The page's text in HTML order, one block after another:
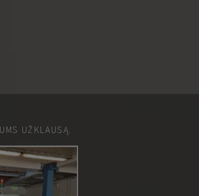
UŽKLAUSĄ.